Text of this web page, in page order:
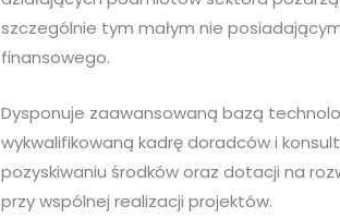
szczególnie tym małym nie
finansowego.
Dysponuje zaawansowaną bazą
wykwalifikowaną kadrę doradców i
pozyskiwaniu środków oraz dotacji na
przy wspólnej realizacji projektów.